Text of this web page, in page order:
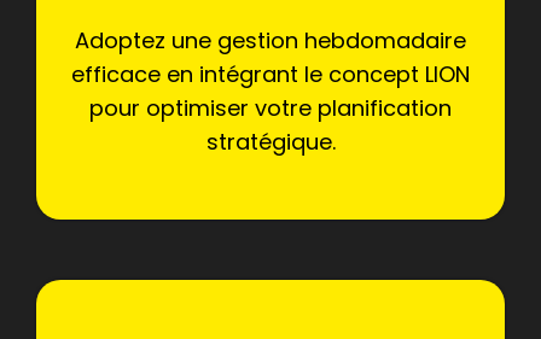
Adoptez une gestion hebdomadaire
efficace en intégrant le concept LION
pour optimiser votre planification
stratégique.